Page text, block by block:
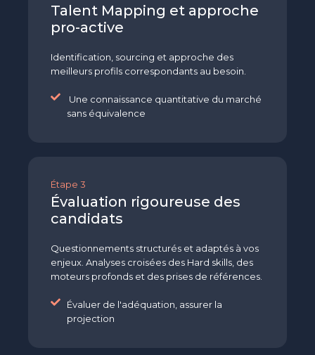
Talent Mapping et approche
pro-active
Identification, sourcing et approche des
meilleurs profils correspondants au besoin.
Une connaissance quantitative du marché
sans équivalence
Étape 3
Évaluation rigoureuse des
candidats
Questionnements structurés et adaptés à vos
enjeux. Analyses croisées des Hard skills, des
moteurs profonds et des prises de références.
Évaluer de l'adéquation, assurer la
projection